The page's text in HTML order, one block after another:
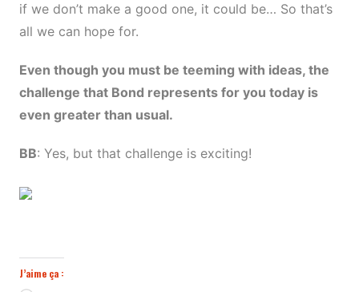
if we don’t make a good one, it could be… So that’s
all we can hope for.
Even though you must be teeming with ideas, the
challenge that Bond represents for you today is
even greater than usual.
BB: Yes, but that challenge is exciting!
J’aime ça :